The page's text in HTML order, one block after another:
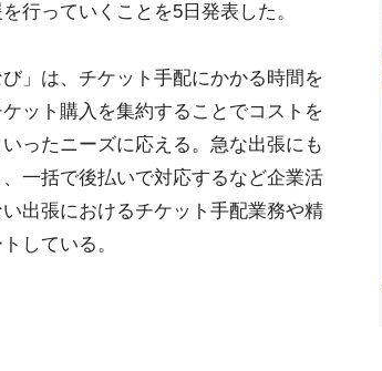
行っていくことを5日発表した。
」は、チケット手配にかかる時間を
ット購入を集約することでコストを
ったニーズに応える。急な出張にも
一括で後払いで対応するなど企業活
出張におけるチケット手配業務や精
している。